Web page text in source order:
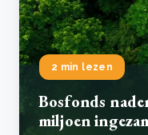
2 min lezen
Bosfonds
miljoen